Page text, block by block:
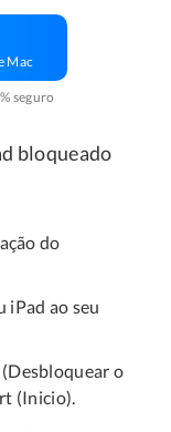
Mac
seguro
bloqueado
do
iPad ao seu
o
(Inicio).